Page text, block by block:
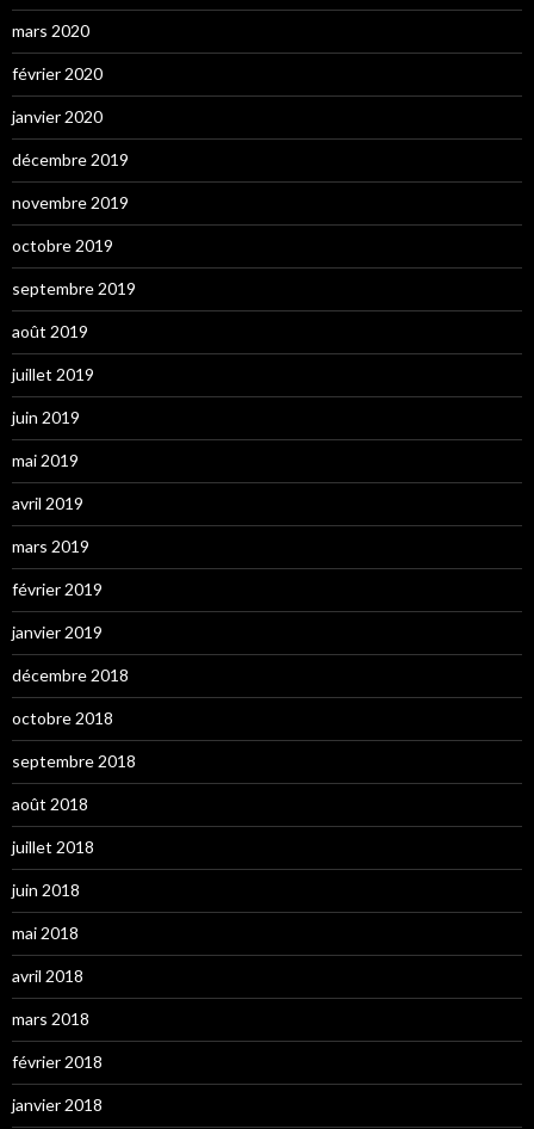
mars 2020
février 2020
janvier 2020
décembre 2019
novembre 2019
octobre 2019
septembre 2019
août 2019
juillet 2019
juin 2019
mai 2019
avril 2019
mars 2019
février 2019
janvier 2019
décembre 2018
octobre 2018
septembre 2018
août 2018
juillet 2018
juin 2018
mai 2018
avril 2018
mars 2018
février 2018
janvier 2018